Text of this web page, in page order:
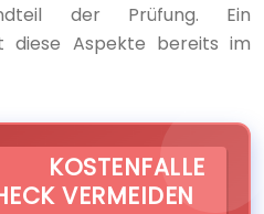
der Prüfung. Ein
diese Aspekte bereits im
VERMEIDEN